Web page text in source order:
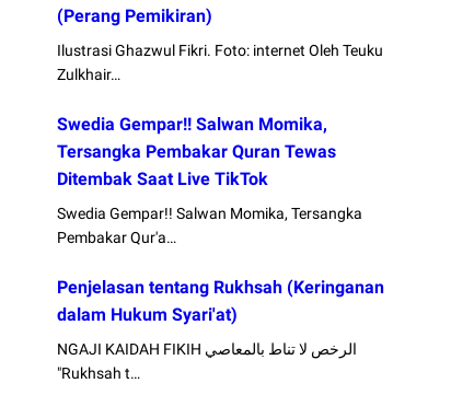
(Perang Pemikiran)
Ilustrasi Ghazwul Fikri. Foto: internet Oleh Teuku
Zulkhair…
Swedia Gempar!! Salwan Momika,
Tersangka Pembakar Quran Tewas
Ditembak Saat Live TikTok
Swedia Gempar!! Salwan Momika, Tersangka
Pembakar Qur'a…
Penjelasan tentang Rukhsah (Keringanan
dalam Hukum Syari'at)
NGAJI KAIDAH FIKIH الرخص لا تناط بالمعاصي
"Rukhsah t…